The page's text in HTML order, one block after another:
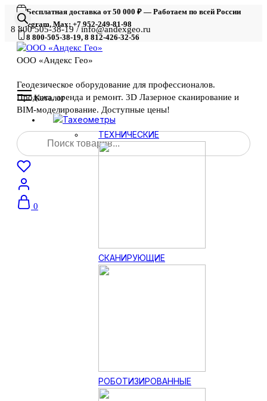
Бесплатная доставка от 50 000 ₽ — Работаем по всей России
Telegram, Max: +7 952-249-81-98
8 800-505-38-19, 8 812-426-32-56
8 800 505-38-19 / info@andexgeo.ru
ООО «Андекс Гео»
Геодезическое оборудование для профессионалов.
Продажа, аренда и ремонт. 3D Лазерное сканирование и
BIM-моделирование. Доступные цены!
Поиск
товаров
0
Каталог
Тахеометры
ТЕХНИЧЕСКИЕ
СКАНИРУЮЩИЕ
РОБОТИЗИРОВАННЫЕ